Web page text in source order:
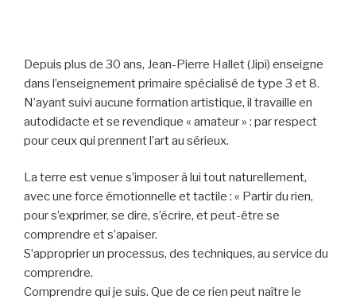
Depuis plus de 30 ans, Jean-Pierre Hallet (Jipi) enseigne
dans l’enseignement primaire spécialisé de type 3 et 8.
N’ayant suivi aucune formation artistique, il travaille en
autodidacte et se revendique « amateur » : par respect
pour ceux qui prennent l’art au sérieux.
La terre est venue s’imposer à lui tout naturellement,
avec une force émotionnelle et tactile : « Partir du rien,
pour s’exprimer, se dire, s’écrire, et peut-être se
comprendre et s’apaiser.
S’approprier un processus, des techniques, au service du
comprendre.
Comprendre qui je suis. Que de ce rien peut naître le